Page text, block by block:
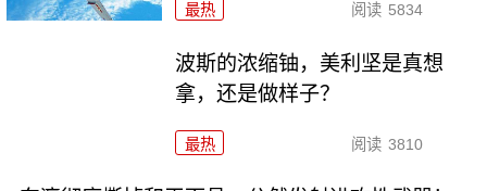
最热 阅读 5834
波斯的浓缩铀，美利坚是真想
拿，还是做样子？
最热 阅读 3810